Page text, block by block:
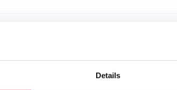
Details
Learn how to configure basic service settings